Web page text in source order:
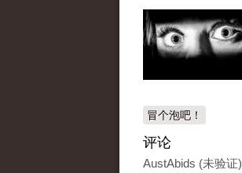
冒个泡吧！
评论
AustAbids (未验证)